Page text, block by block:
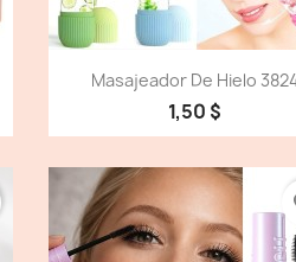
Vista detallada
Masajeador De Hielo
1,50 $